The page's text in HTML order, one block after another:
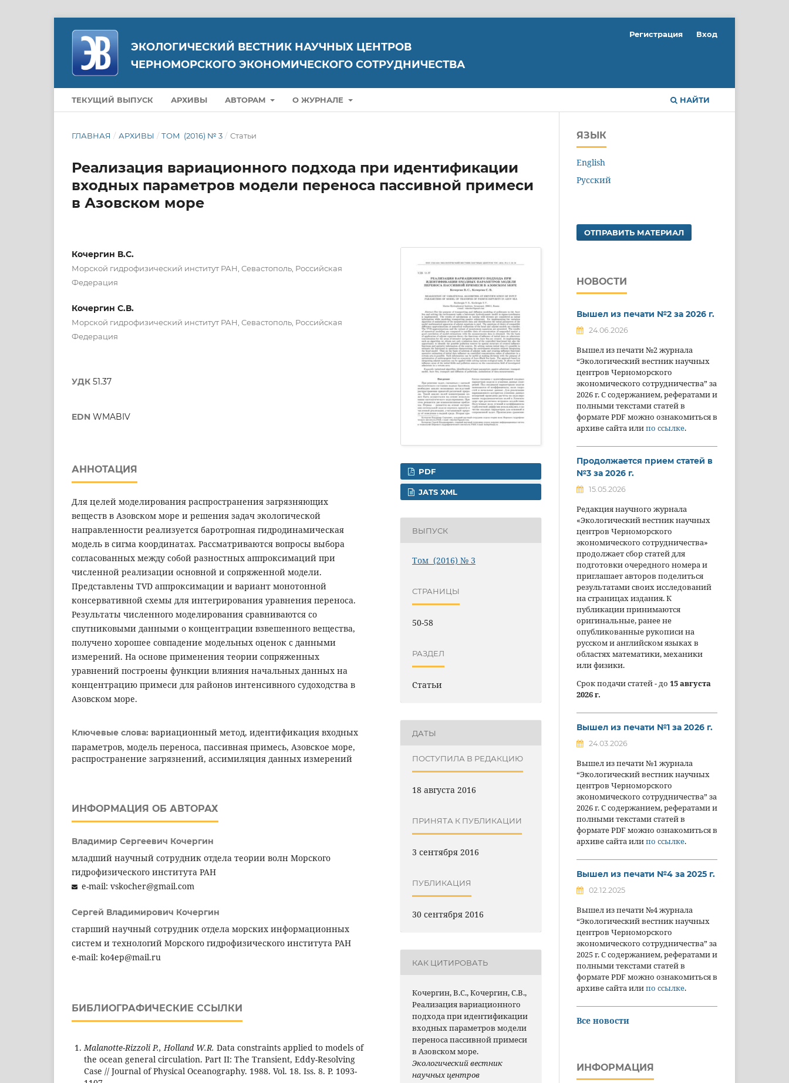
ЭКОЛОГИЧЕСКИЙ ВЕСТНИК НАУЧНЫХ ЦЕНТРОВ
ЧЕРНОМОРСКОГО ЭКОНОМИЧЕСКОГО СОТРУДНИЧЕСТВА
ТЕКУЩИЙ ВЫПУСК АРХИВЫ АВТОРАМ О ЖУРНАЛЕ НАЙТИ
Регистрация Вход
ГЛАВНАЯ / АРХИВЫ / ТОМ (2016) № 3 / Статьи
Реализация вариационного подхода при идентификации
входных параметров модели переноса пассивной примеси
в Азовском море
Кочергин В.С.
Морской гидрофизический институт РАН, Севастополь, Российская
Федерация
Кочергин С.В.
Морской гидрофизический институт РАН, Севастополь, Российская
Федерация
УДК 51.37
EDN WMABIV
АННОТАЦИЯ
Для целей моделирования распространения загрязняющих
веществ в Азовском море и решения задач экологической
направленности реализуется баротропная гидродинамическая
модель в сигма координатах. Рассматриваются вопросы выбора
согласованных между собой разностных аппроксимаций при
численной реализации основной и сопряженной модели.
Представлены TVD аппроксимации и вариант монотонной
консервативной схемы для интегрирования уравнения переноса.
Результаты численного моделирования сравниваются со
спутниковыми данными о концентрации взвешенного вещества,
получено хорошее совпадение модельных оценок с данными
измерений. На основе применения теории сопряженных
уравнений построены функции влияния начальных данных на
концентрацию примеси для районов интенсивного судоходства в
Азовском море.
Ключевые слова: вариационный метод, идентификация входных
параметров, модель переноса, пассивная примесь, Азовское море,
распространение загрязнений, ассимиляция данных измерений
ИНФОРМАЦИЯ ОБ АВТОРАХ
Владимир Сергеевич Кочергин
младший научный сотрудник отдела теории волн Морского
гидрофизического института РАН
e-mail: vskocher@gmail.com
Сергей Владимирович Кочергин
старший научный сотрудник отдела морских информационных
систем и технологий Морского гидрофизического института РАН
e-mail: ko4ep@mail.ru
БИБЛИОГРАФИЧЕСКИЕ ССЫЛКИ
Malanotte-Rizzoli P., Holland W.R. Data constraints applied to models of
the ocean general circulation. Part II: The Transient, Eddy-Resolving
Case // Journal of Physical Oceanography. 1988. Vol. 18. Iss. 8. P. 1093-
PDF
JATS XML
ВЫПУСК
Том (2016) № 3
СТРАНИЦЫ
50-58
РАЗДЕЛ
Статьи
ДАТЫ
ПОСТУПИЛА В РЕДАКЦИЮ
18 августа 2016
ПРИНЯТА К ПУБЛИКАЦИИ
3 сентября 2016
ПУБЛИКАЦИЯ
30 сентября 2016
КАК ЦИТИРОВАТЬ
Кочергин, В.С., Кочергин, С.В.,
Реализация вариационного
подхода при идентификации
входных параметров модели
переноса пассивной примеси
в Азовском море.
Экологический вестник
научных центров
ЯЗЫК
English
Русский
ОТПРАВИТЬ МАТЕРИАЛ
НОВОСТИ
Вышел из печати №2 за 2026 г.
24.06.2026
Вышел из печати №2 журнала
“Экологический вестник научных
центров Черноморского
экономического сотрудничества” за
2026 г. С содержанием, рефератами и
полными текстами статей в
формате PDF можно ознакомиться в
архиве сайта илипо ссылке.
Продолжается прием статей в
№3 за 2026 г.
15.05.2026
Редакция научного журнала
«Экологический вестник научных
центров Черноморского
экономического сотрудничества»
продолжает сбор статей для
подготовки очередного номера и
приглашает авторов поделиться
результатами своих исследований
на страницах издания. К
публикации принимаются
оригинальные, ранее не
опубликованные рукописи на
русском и английском языках в
областях математики, механики
или физики.
Срок подачи статей - до 15 августа
2026 г.
Вышел из печати №1 за 2026 г.
24.03.2026
Вышел из печати №1 журнала
“Экологический вестник научных
центров Черноморского
экономического сотрудничества” за
2026 г. С содержанием, рефератами и
полными текстами статей в
формате PDF можно ознакомиться в
архиве сайта илипо ссылке.
Вышел из печати №4 за 2025 г.
02.12.2025
Вышел из печати №4 журнала
“Экологический вестник научных
центров Черноморского
экономического сотрудничества” за
2025 г. С содержанием, рефератами и
полными текстами статей в
формате PDF можно ознакомиться в
архиве сайта илипо ссылке.
Все новости
ИНФОРМАЦИЯ